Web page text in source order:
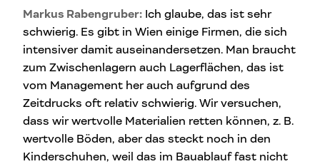
Markus Rabengruber: Ich glaube, das ist sehr
schwierig. Es gibt in Wien einige Firmen, die sich
intensiver damit auseinandersetzen. Man braucht
zum Zwischenlagern auch Lagerflächen, das ist
vom Management her auch aufgrund des
Zeitdrucks oft relativ schwierig. Wir versuchen,
dass wir wertvolle Materialien retten können, z. B.
wertvolle Böden, aber das steckt noch in den
Kinderschuhen, weil das im Bauablauf fast nicht